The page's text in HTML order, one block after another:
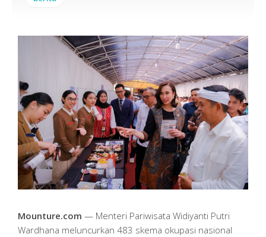
Mounture.com — Menteri Pariwisata Widiyanti Putri
Wardhana meluncurkan 483 skema okupasi nasional